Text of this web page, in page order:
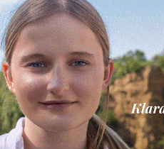
La Futsal Sangiovannese
ha scelto la strada della
continuità, appena un
paio i volti nuovi
San Giovanni Valdarno
6 Agosto 2026